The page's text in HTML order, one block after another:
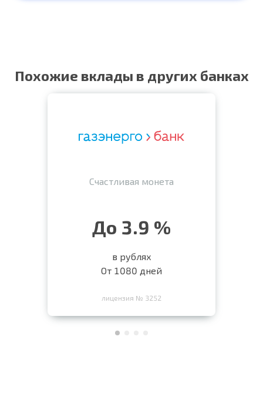
Похожие вклады в других банках
Счастливая монета
До 3.9 %
в рублях
От 1080 дней
лицензия № 3252